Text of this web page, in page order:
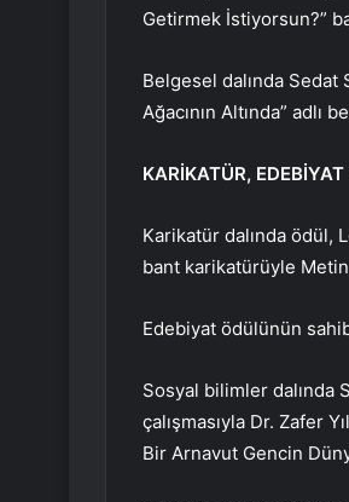
Getirmek İstiyorsun?”
Belgesel dalında Sedat
Ağacının Altında” adlı
KARİKATÜR,
Karikatür dalında ödül,
bant karikatürüyle
Edebiyat ödülünün
Sosyal bilimler dalında
çalışmasıyla Dr. Zafer
Bir Arnavut Gencin